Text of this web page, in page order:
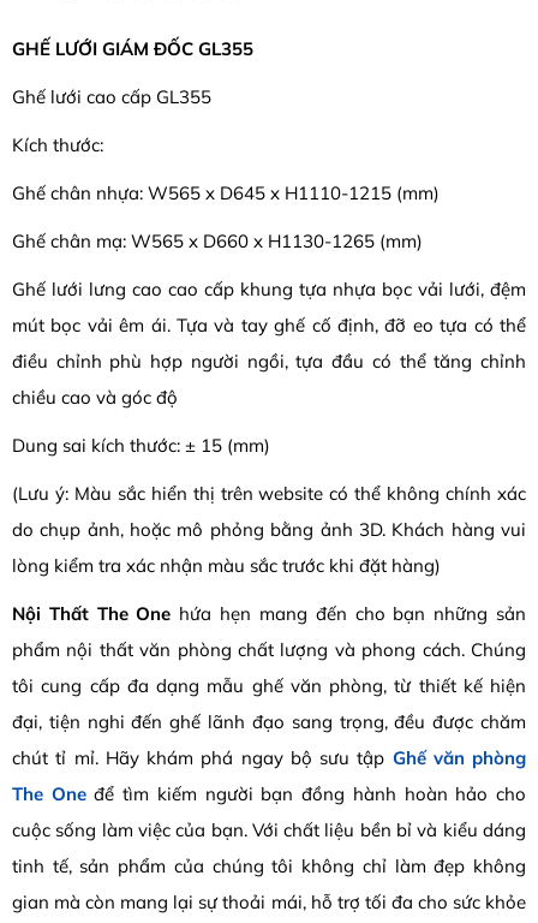
GHẾ LƯỚI GIÁM ĐỐC GL355
Ghế lưới cao cấp GL355
Kích thước:
Ghế chân nhựa: W565 x D645 x H1110-1215 (mm)
Ghế chân mạ: W565 x D660 x H1130-1265 (mm)
Ghế lưới lưng cao cao cấp khung tựa nhựa bọc vải lưới, đệm
mút bọc vải êm ái. Tựa và tay ghế cố định, đỡ eo tựa có thể
điều chỉnh phù hợp người ngồi, tựa đầu có thể tăng chỉnh
chiều cao và góc độ
Dung sai kích thước: ± 15 (mm)
(Lưu ý: Màu sắc hiển thị trên website có thể không chính xác
do chụp ảnh, hoặc mô phỏng bằng ảnh 3D. Khách hàng vui
lòng kiểm tra xác nhận màu sắc trước khi đặt hàng)
Nội Thất The One hứa hẹn mang đến cho bạn những sản
phẩm nội thất văn phòng chất lượng và phong cách. Chúng
tôi cung cấp đa dạng mẫu ghế văn phòng, từ thiết kế hiện
đại, tiện nghi đến ghế lãnh đạo sang trọng, đều được chăm
chút tỉ mỉ. Hãy khám phá ngay bộ sưu tập Ghế văn phòng
The Oneđể tìm kiếm người bạn đồng hành hoàn hảo cho
cuộc sống làm việc của bạn. Với chất liệu bền bỉ và kiểu dáng
tinh tế, sản phẩm của chúng tôi không chỉ làm đẹp không
gian mà còn mang lại sự thoải mái, hỗ trợ tối đa cho sức khỏe